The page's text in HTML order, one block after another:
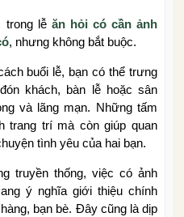
trong lễ ăn hỏi có cần ảnh
, nhưng không bắt buộc.
buổi lễ, bạn có thể trưng
khách, bàn lễ hoặc sân
và lãng mạn. Những tấm
trang trí mà còn giúp quan
tình yêu của hai bạn.
truyền thống, việc có ảnh
ý nghĩa giới thiệu chính
bạn bè. Đây cũng là dịp